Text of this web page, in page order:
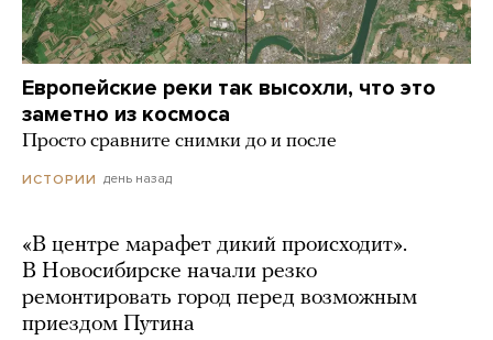
Европейские реки так высохли, что это
заметно из космоса
Просто сравните снимки до и после
ИСТОРИИ день назад
«В центре марафет дикий происходит».
В Новосибирске начали резко
ремонтировать город перед возможным
приездом Путина